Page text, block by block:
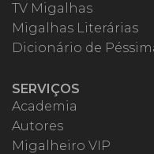
TV Migalhas
Migalhas Literárias
Dicionário de
SERVIÇOS
Academia
Autores
Migalheiro VIP